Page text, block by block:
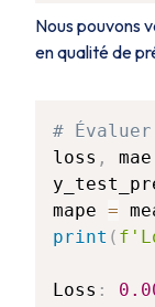
Nous pouvons
en qualité de
#
loss , mae
mape =
print (
Loss :